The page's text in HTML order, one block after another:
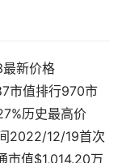
新价格
市值排行970市
历史最高价
2022/12/19首次
市值$1,014.20万